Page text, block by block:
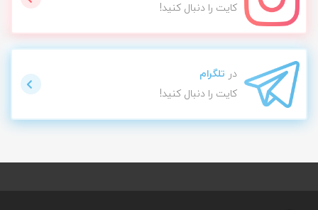
کایت را دنبال کنید!
در تلگرام
کایت را دنبال کنید!